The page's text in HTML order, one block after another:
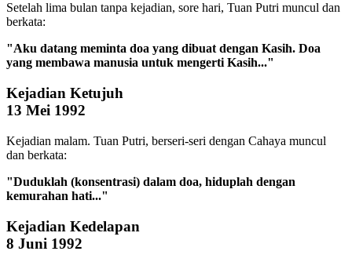
Setelah lima bulan tanpa kejadian, sore hari, Tuan Putri muncul dan
berkata:
"Aku datang meminta doa yang dibuat dengan Kasih. Doa
yang membawa manusia untuk mengerti Kasih..."
Kejadian Ketujuh
13 Mei 1992
Kejadian malam. Tuan Putri, berseri-seri dengan Cahaya muncul
dan berkata:
"Duduklah (konsentrasi) dalam doa, hiduplah dengan
kemurahan hati..."
Kejadian Kedelapan
8 Juni 1992